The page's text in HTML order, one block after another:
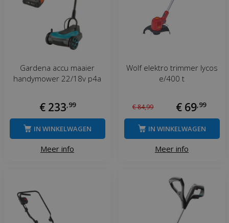
Gardena accu maaier
handymower 22/18v p4a
€ 233,99
Meer info
IN WINKELWAGEN
Wolf elektro trimmer lycos
e/400 t
€84,99 € 69,99
Meer info
IN WINKELWAGEN